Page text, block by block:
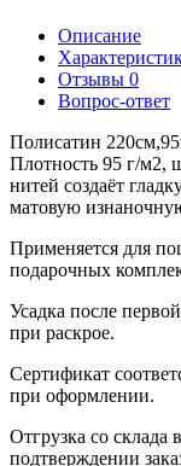
Описание
Отзывы 0
Вопрос-ответ
Полисатин
Плотность 95 г/м2,
нитей создаёт
матовую
Применяется для
подарочных
Усадка после
при раскрое.
Сертификат
при оформлении.
Отгрузка со
подтверждении